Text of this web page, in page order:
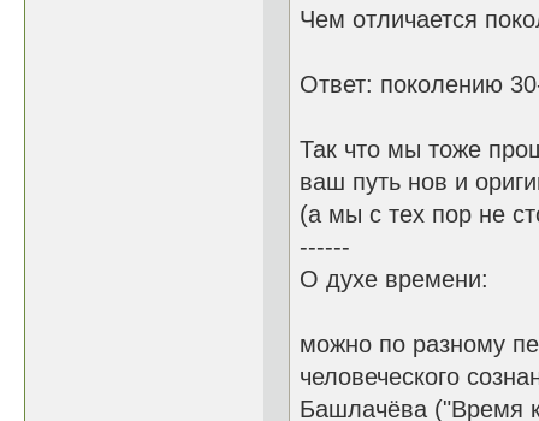
Чем отличается
Ответ: поколению
Так что мы тоже
ваш путь нов и
(а мы с тех пор не
------
О духе времени:
можно по разному
человеческого
Башлачёва ("Время